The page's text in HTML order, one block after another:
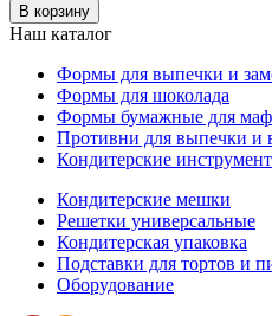
В корзину
Наш каталог
Формы для выпечки и
Формы для шоколада
Формы бумажные для
Противни для выпечки и
Кондитерские
Кондитерские мешки
Решетки универсальные
Кондитерская упаковка
Подставки для тортов и
Оборудование